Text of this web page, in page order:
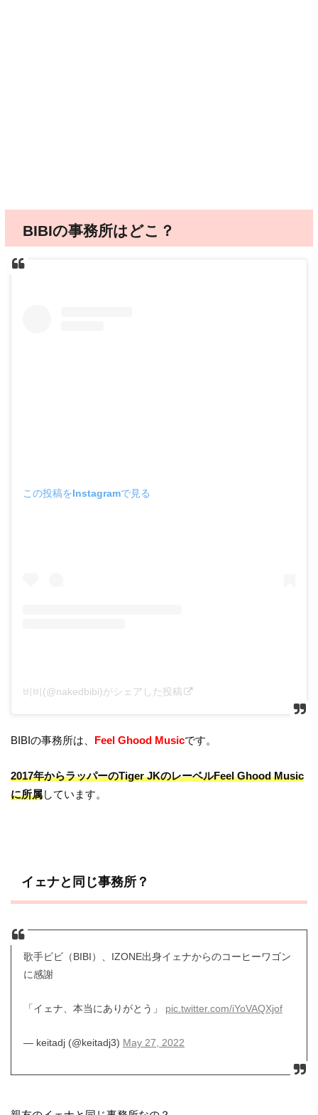
BIBIの事務所はどこ？
この投稿をInstagramで見る
비비(@nakedbibi)がシェアした投稿
BIBIの事務所は、 Feel Ghood Musicです。
2017年からラッパーのTiger JKのレーベルFeel Ghood Music
に所属しています。
イェナと同じ事務所？
歌手ビビ（BIBI）、IZONE出身イェナからのコーヒーワゴン
に感謝
「イェナ、本当にありがとう」 pic.twitter.com/iYoVAQXjof
— keitadj (@keitadj3) May 27, 2022